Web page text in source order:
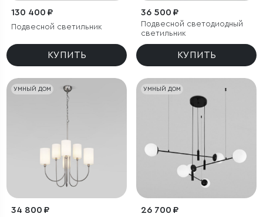
130 400 ₽
Подвесной светильник
КУПИТЬ
36 500 ₽
Подвесной светодиодный
светильник
КУПИТЬ
УМНЫЙ ДОМ
34 800 ₽
УМНЫЙ ДОМ
26 700 ₽